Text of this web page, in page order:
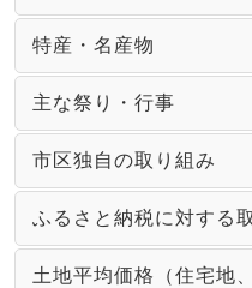
特産・名産物
主な祭り・行事
市区独自の取り組み
ふるさと納税に対する
土地平均価格（住宅地